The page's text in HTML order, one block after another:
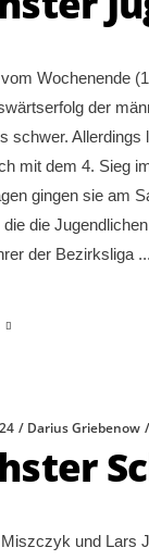
Wochenende
der
schwer. Allerdings
mit dem 4. Sieg
gingen sie am
die die
der Bezirksliga
Darius Griebenow
und Lars